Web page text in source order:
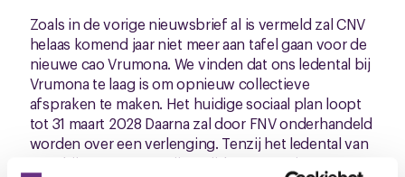
Zoals in de vorige nieuwsbrief al is vermeld zal CNV
helaas komend jaar niet meer aan tafel gaan voor de
nieuwe cao Vrumona. We vinden dat ons ledental bij
Vrumona te laag is om opnieuw collectieve
afspraken te maken. Het huidige sociaal plan loopt
tot 31 maart 2028 Daarna zal door FNV onderhandeld
worden over een verlenging. Tenzij het ledental van
CNV bij Vrumona ter zijner tijd gestegen is.